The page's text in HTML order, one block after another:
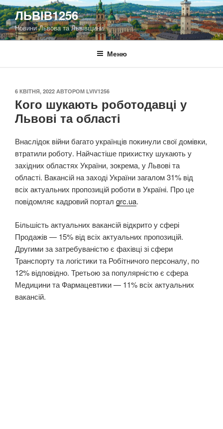
Перейти
до
вмісту
ЛЬВІВ1256
Новини Львова та Львівщини
Меню
ОПУБЛІКОВАНО
6 КВІТНЯ, 2022 АВТОРОМ LVIV1256
Кого шукають роботодавці у
Львові та області
Внаслідок війни багато українців покинули свої домівки,
втратили роботу. Найчастіше прихистку шукають у
західних областях України, зокрема, у Львові та
області. Вакансій на заході України загалом 31% від
всіх актуальних пропозицій роботи в Україні. Про це
повідомляє кадровий портал grc.ua.
Більшість актуальних вакансій відкрито у сфері
Продажів — 15% від всіх актуальних пропозицій.
Другими за затребуваністю є фахівці зі сфери
Транспорту та логістики та Робітничого персоналу, по
12% відповідно. Третьою за популярністю є сфера
Медицини та Фармацевтики — 11% всіх актуальних
вакансій.